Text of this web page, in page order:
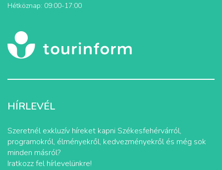
Hétköznap: 09:00-17:00
HÍRLEVÉL
Szeretnél exkluzív híreket kapni Székesfehérvárról,
programokról, élményekről, kedvezményekről és még sok
minden másról?
Iratkozz fel hírlevelünkre!